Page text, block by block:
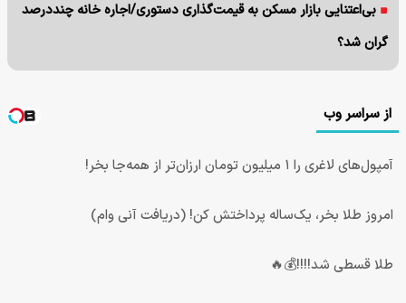
بی‌اعتنایی بازار مسکن به قیمت‌گذاری دستوری/اجاره خانه چنددرصد
گران شد؟
از سراسر وب
آمپول‌های لاغری را ۱ میلیون تومان ارزان‌تر از همه‌جا بخر!
امروز طلا بخر، یک‌ساله پرداختش کن! (دریافت آنی وام)
طلا قسطی شد!!!!💰🔥